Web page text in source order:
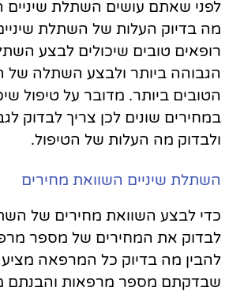
לפני שאתם עושים השתלת שיניים
מה בדיוק העלות של השתלת
רופאים טובים שיכולים לבצע
הגבוהה ביותר ולבצע השתלה של
הטובים ביותר. מדובר על טיפול
במחירים שונים לכן צריך לבדוק
ולבדוק מה העלות של הטיפול.
השתלת שיניים השוואת מחירים
כדי לבצע השוואת מחירים של
לבדוק את המחירים של מספר
להבין מה בדיוק כל המרפאה
שבדקתם מספר מרפאות והבנתם